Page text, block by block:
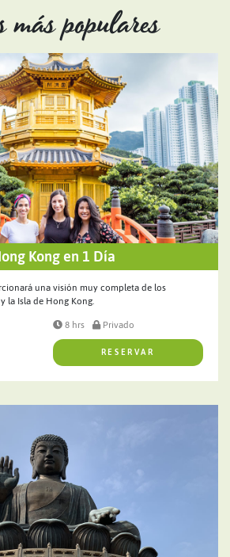
más populares
Kong en 1 Día
una visión muy completa de los
la Isla de Hong Kong.
8 hrs Privado
RESERVAR